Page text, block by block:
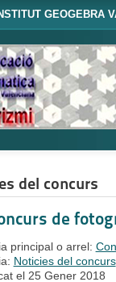
GEOGEBRA
del concurs
de
principal o arrel:
Noticies del concurs
el 25 Gener 2018